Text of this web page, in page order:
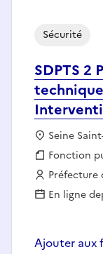
SDPTS 2
Sécurité
Seine
Fonction
Fonction
Employeur
Préfecture
En ligne
Ajouter aux